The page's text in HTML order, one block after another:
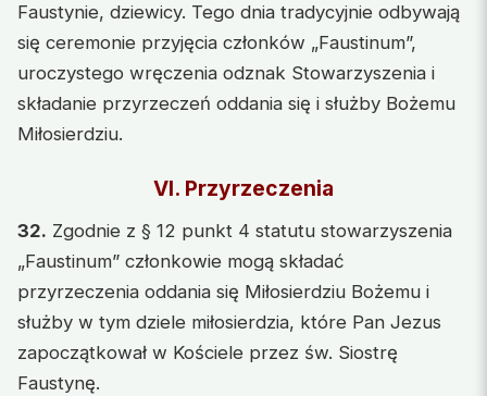
Faustynie, dziewicy. Tego dnia tradycyjnie odbywają
się ceremonie przyjęcia członków „Faustinum”,
uroczystego wręczenia odznak Stowarzyszenia i
składanie przyrzeczeń oddania się i służby Bożemu
Miłosierdziu.
VI. Przyrzeczenia
32. Zgodnie z § 12 punkt 4 statutu stowarzyszenia
„Faustinum” członkowie mogą składać
przyrzeczenia oddania się Miłosierdziu Bożemu i
służby w tym dziele miłosierdzia, które Pan Jezus
zapoczątkował w Kościele przez św. Siostrę
Faustynę.